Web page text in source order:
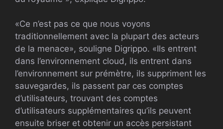
«Ce n’est pas ce que nous voyons
traditionnellement avec la plupart des acteurs
de la menace», souligne Digrippo. «Ils entrent
dans l’environnement cloud, ils entrent dans
l’environnement sur prémètre, ils suppriment les
sauvegardes, ils passent par ces comptes
d’utilisateurs, trouvant des comptes
d’utilisateurs supplémentaires qu’ils peuvent
ensuite briser et obtenir un accès persistant